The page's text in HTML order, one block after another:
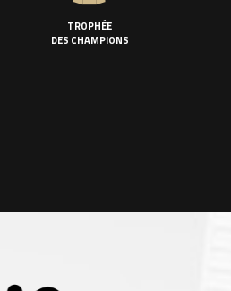
TROPHÉE
DES CHAMPIONS